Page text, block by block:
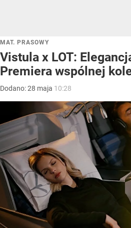
MAT. PRASOWY
Vistula x LOT:
Premiera wspólnej
Dodano:28 maja 10:28